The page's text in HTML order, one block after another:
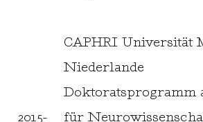
2015-
CAPHRI Universität
Niederlande
Doktoratsprogramm
für